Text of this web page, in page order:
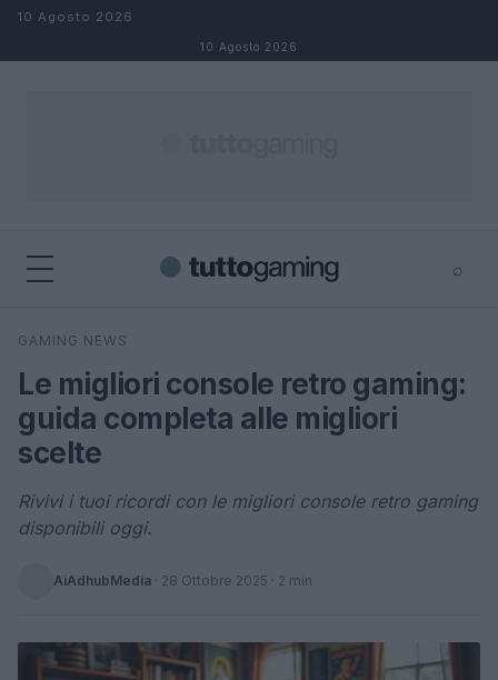
Salta al contenuto
10 Agosto 2026
10 Agosto 2026
⌕
Cerca
GAMING NEWS
Le migliori console retro gaming:
guida completa alle migliori
scelte
Rivivi i tuoi ricordi con le migliori console retro gaming
disponibili oggi.
AiAdhubMedia · 28 Ottobre 2025 · 2 min